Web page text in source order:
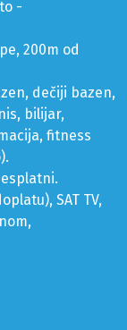
-
200m od
dečiji bazen,
bilijar,
fitness
SAT TV,